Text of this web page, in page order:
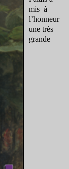
mis à
l’honneur
une très
grande